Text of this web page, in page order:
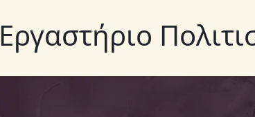
Εργαστήριο